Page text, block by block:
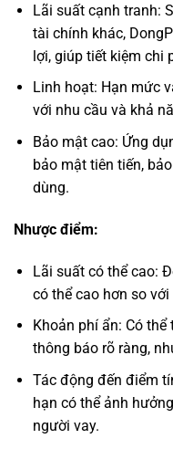
Lãi suất cạnh tranh:
tài chính khác,
lợi, giúp tiết kiệm chi
Linh hoạt: Hạn mức
với nhu cầu và khả
Bảo mật cao: Ứng
bảo mật tiên tiến,
dùng.
Nhược điểm:
Lãi suất có thể cao:
có thể cao hơn so
Khoản phí ẩn: Có
thông báo rõ ràng,
Tác động đến điểm
hạn có thể ảnh
người vay.